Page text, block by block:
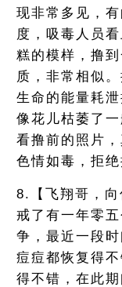
现非常多见，
度，吸毒人员
糕的模样，撸
质，非常相似
生命的能量耗
像花儿枯萎了
看撸前的照片
色情如毒，拒
8.【飞翔哥，
戒了有一年零
争，最近一段
痘痘都恢复得
得不错，在此